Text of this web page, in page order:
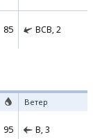
85 ВСВ, 2
Ветер
95 В, 3